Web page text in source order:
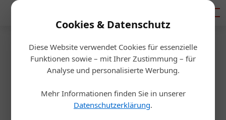
Cookies & Datenschutz
Diese Website verwendet Cookies für essenzielle
Funktionen sowie – mit Ihrer Zustimmung – für
Analyse und personalisierte Werbung.
Mehr Informationen finden Sie in unserer
Datenschutzerklärung.
Startseite/Hotellerie
Kaprun: Soulsisters Hotel
bringt Beats ins Spa